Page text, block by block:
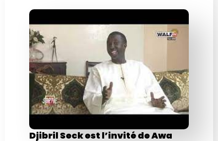
Djibril Seck est l’invité de Awa